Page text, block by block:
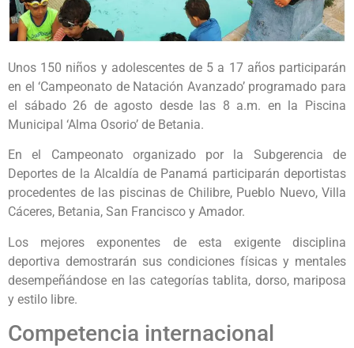
Unos 150 niños y adolescentes de 5 a 17 años participarán
en el ‘Campeonato de Natación Avanzado’ programado para
el sábado 26 de agosto desde las 8 a.m. en la Piscina
Municipal ‘Alma Osorio’ de Betania.
En el Campeonato organizado por la Subgerencia de
Deportes de la Alcaldía de Panamá participarán deportistas
procedentes de las piscinas de Chilibre, Pueblo Nuevo, Villa
Cáceres, Betania, San Francisco y Amador.
Los mejores exponentes de esta exigente disciplina
deportiva demostrarán sus condiciones físicas y mentales
desempeñándose en las categorías tablita, dorso, mariposa
y estilo libre.
Competencia internacional